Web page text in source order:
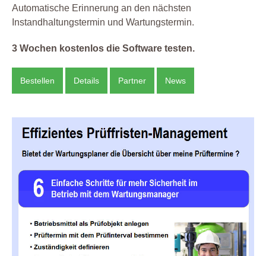
Automatische Erinnerung an den nächsten
Instandhaltungstermin und Wartungstermin.
3 Wochen kostenlos die Software testen.
Bestellen Details Partner News